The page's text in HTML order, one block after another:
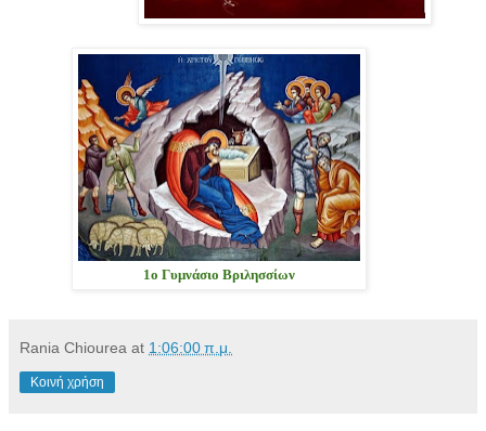
1ο Γυμνάσιο Βριλησσίων
Rania Chiourea at 1:06:00 π.μ.
Κοινή χρήση